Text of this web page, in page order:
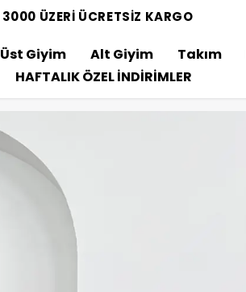
3000 ÜZERİ ÜCRETSİZ KARGO
Üst Giyim Alt Giyim Takım
HAFTALIK ÖZEL İNDİRİMLER